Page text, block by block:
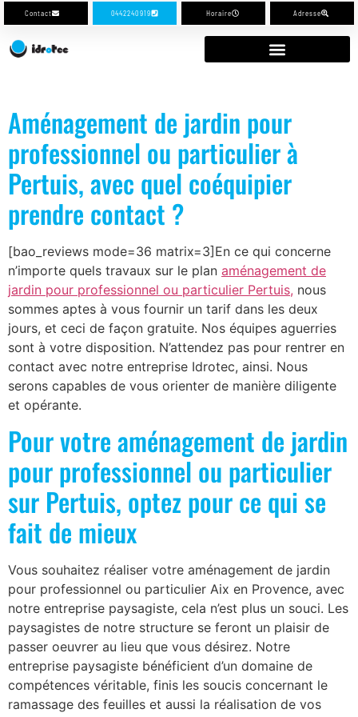
Contact 0442240919 Horaire Adresse
Aménagement de jardin pour
professionnel ou particulier à
Pertuis, avec quel coéquipier
prendre contact ?
[bao_reviews mode=36 matrix=3]En ce qui concerne
n’importe quels travaux sur le plan aménagement de
jardin pour professionnel ou particulier Pertuis, nous
sommes aptes à vous fournir un tarif dans les deux
jours, et ceci de façon gratuite. Nos équipes aguerries
sont à votre disposition. N’attendez pas pour rentrer en
contact avec notre entreprise Idrotec, ainsi. Nous
serons capables de vous orienter de manière diligente
et opérante.
Pour votre aménagement de jardin
pour professionnel ou particulier
sur Pertuis, optez pour ce qui se
fait de mieux
Vous souhaitez réaliser votre aménagement de jardin
pour professionnel ou particulier Aix en Provence, avec
notre entreprise paysagiste, cela n’est plus un souci. Les
paysagistes de notre structure se feront un plaisir de
passer oeuvrer au lieu que vous désirez. Notre
entreprise paysagiste bénéficient d’un domaine de
compétences véritable, finis les soucis concernant le
ramassage des feuilles et aussi la réalisation de vos